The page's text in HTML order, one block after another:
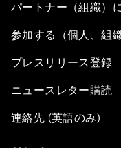
パートナー（組織）
参加する（個人、組織
プレスリリース登録
ニュースレター購読
連絡先 (英語のみ)